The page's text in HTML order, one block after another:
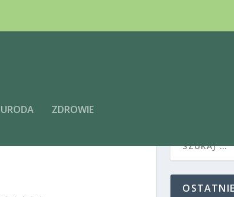
URODA ZDROWIE